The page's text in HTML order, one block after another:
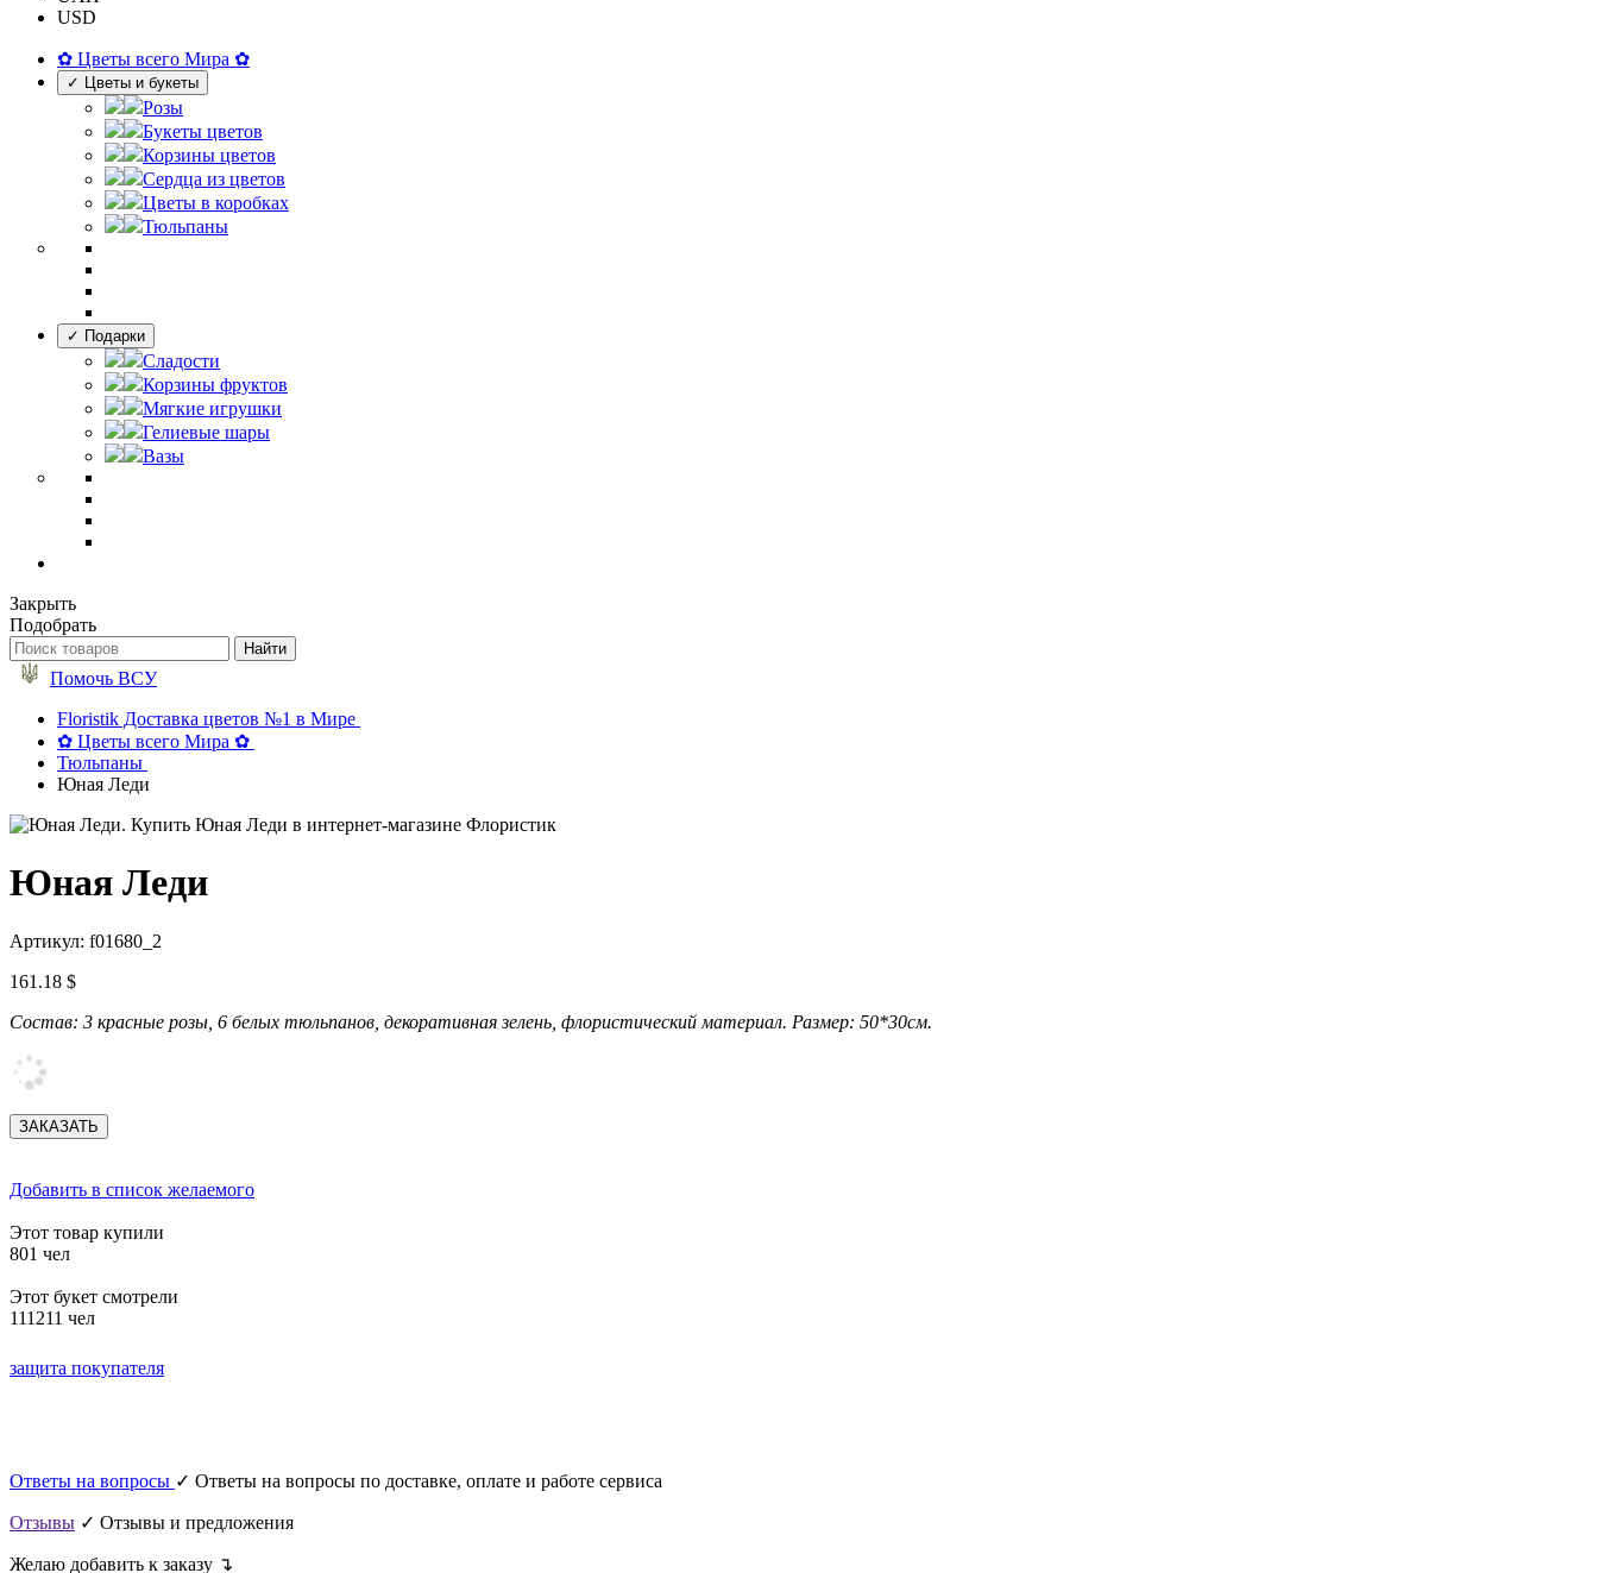
USD
✿ Цветы всего Мира ✿
✓ Цветы и букеты
Розы
Букеты цветов
Корзины цветов
Сердца из цветов
Цветы в коробках
Тюльпаны
✓ Подарки
Сладости
Корзины фруктов
Мягкие игрушки
Гелиевые шары
Вазы
Закрыть
Подобрать
Помочь ВСУ
Floristik Доставка цветов №1 в Мире
✿ Цветы всего Мира ✿
Тюльпаны
Юная Леди
Юная Леди
Артикул: f01680_2
161.18 $
Состав: 3 красные розы, 6 белых тюльпанов, декоративная зелень, флористический материал. Размер: 50*30см.
Добавить в список желаемого
Этот товар купили
801 чел
Этот букет смотрели
111211 чел
защита покупателя
Ответы на вопросы ✓ Ответы на вопросы по доставке, оплате и работе сервиса
Отзывы ✓ Отзывы и предложения
Желаю добавить к заказу ↴